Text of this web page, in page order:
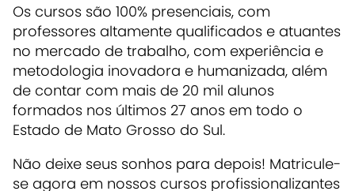
Os cursos são 100% presenciais, com
professores altamente qualificados e atuantes
no mercado de trabalho, com experiência e
metodologia inovadora e humanizada, além
de contar com mais de 20 mil alunos
formados nos últimos 27 anos em todo o
Estado de Mato Grosso do Sul.
Não deixe seus sonhos para depois! Matricule-
se agora em nossos cursos profissionalizantes